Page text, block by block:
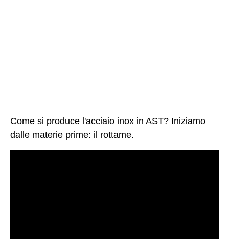
Come si produce l'acciaio inox in AST? Iniziamo
dalle materie prime: il rottame.